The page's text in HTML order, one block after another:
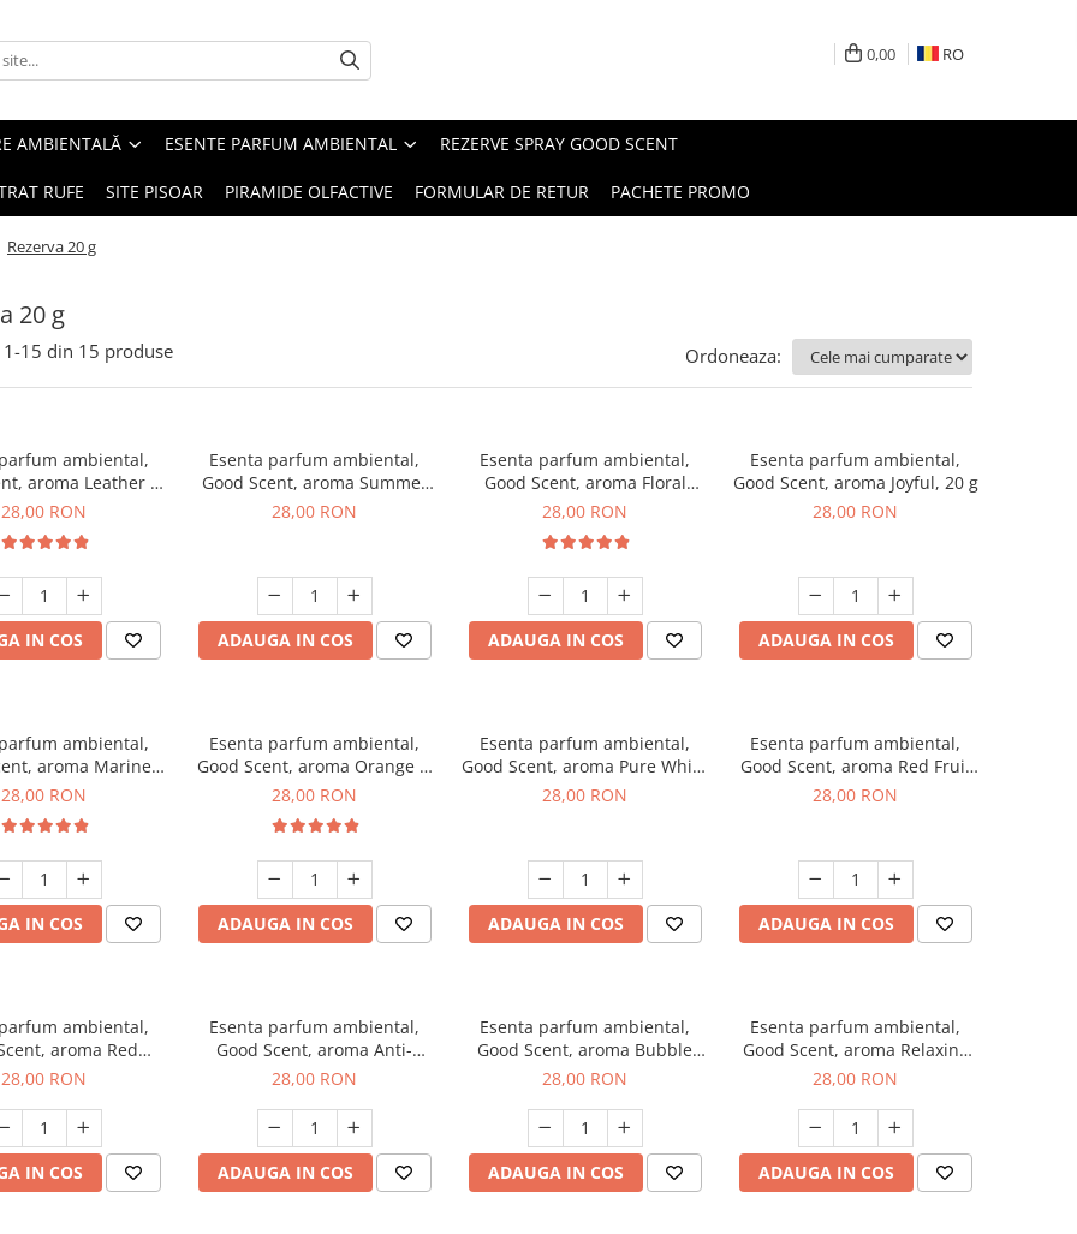
0,00 RO
AMBIENTALĂ ESENTE PARFUM AMBIENTAL REZERVE SPRAY GOOD SCENT
RUFE SITE PISOAR PIRAMIDE OLFACTIVE FORMULAR DE RETUR PACHETE PROMO
Rezerva 20 g
20 g
1-15 din 15 produse Ordoneaza:
ambiental,
aroma Leather &
Oudh, 20 g
28,00 RON
IN COS
Esenta parfum ambiental,
Good Scent, aroma Summer
Melon, 20 g
28,00 RON
ADAUGA IN COS
Esenta parfum ambiental,
Good Scent, aroma Floral
Bouquet, 20 g
28,00 RON
ADAUGA IN COS
Esenta parfum ambiental,
Good Scent, aroma Joyful, 20 g
28,00 RON
ADAUGA IN COS
ambiental,
aroma Marine
Breeze, 20 g
28,00 RON
IN COS
Esenta parfum ambiental,
Good Scent, aroma Orange &
Fresh Cinnamon, 20 g
28,00 RON
ADAUGA IN COS
Esenta parfum ambiental,
Good Scent, aroma Pure White
Musc, 20 g
28,00 RON
ADAUGA IN COS
Esenta parfum ambiental,
Good Scent, aroma Red Fruit
Bubble, 20 g
28,00 RON
ADAUGA IN COS
ambiental,
aroma Red
Grapes, 20 g
28,00 RON
IN COS
Esenta parfum ambiental,
Good Scent, aroma Anti-
Tobacco, 20 g
28,00 RON
ADAUGA IN COS
Esenta parfum ambiental,
Good Scent, aroma Bubble
Gum, 20 g
28,00 RON
ADAUGA IN COS
Esenta parfum ambiental,
Good Scent, aroma Relaxing
Lavender, 20 g
28,00 RON
ADAUGA IN COS